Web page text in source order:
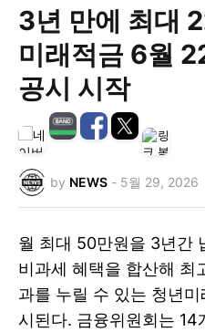
3년 만에 최대
미래적금 6월
공시 시작
by NEWS - 5월 29, 2026
월 최대 50만원을 3년간
비과세 혜택을 합산해 최
과를 누릴 수 있는 청년
시된다. 금융위원회는 14